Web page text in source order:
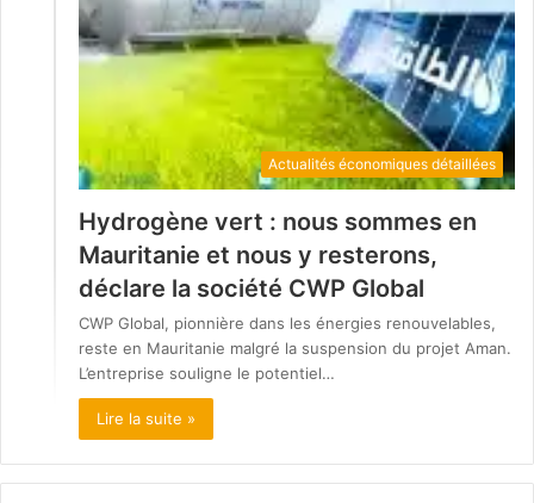
Actualités économiques détaillées
Hydrogène vert : nous sommes en
Mauritanie et nous y resterons,
déclare la société CWP Global
CWP Global, pionnière dans les énergies renouvelables,
reste en Mauritanie malgré la suspension du projet Aman.
L’entreprise souligne le potentiel…
Lire la suite »